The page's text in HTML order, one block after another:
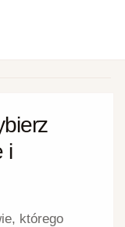
i
którego